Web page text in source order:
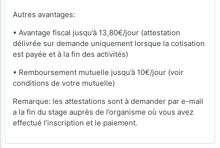
Autres avantages:
• Avantage fiscal jusqu’à 13,80€/jour (attestation
délivrée sur demande uniquement lorsque la cotisation
est payée et à la fin des activités)
• Remboursement mutuelle jusqu’à 10€/jour (voir
conditions de votre mutuelle)
Remarque: les attestations sont à demander par e-mail
a la fin du stage auprès de l’organisme où vous avez
effectué l’inscription et le paiement.